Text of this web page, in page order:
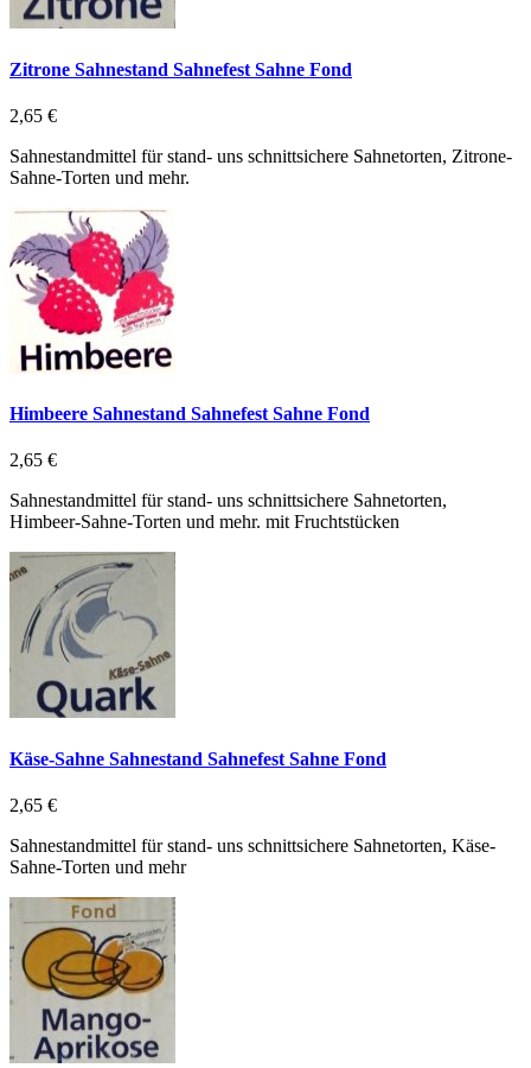
Zitrone Sahnestand Sahnefest Sahne Fond
2,65 €
Sahnestandmittel für stand- uns schnittsichere Sahnetorten, Zitrone-
Sahne-Torten und mehr.
Himbeere Sahnestand Sahnefest Sahne Fond
2,65 €
Sahnestandmittel für stand- uns schnittsichere Sahnetorten,
Himbeer-Sahne-Torten und mehr. mit Fruchtstücken
Käse-Sahne Sahnestand Sahnefest Sahne Fond
2,65 €
Sahnestandmittel für stand- uns schnittsichere Sahnetorten, Käse-
Sahne-Torten und mehr